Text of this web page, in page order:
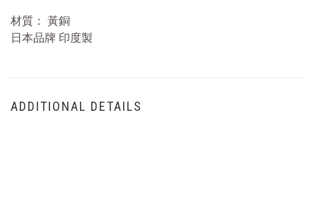
材質：
黃銅
日本品牌 印度製
ADDITIONAL DETAILS